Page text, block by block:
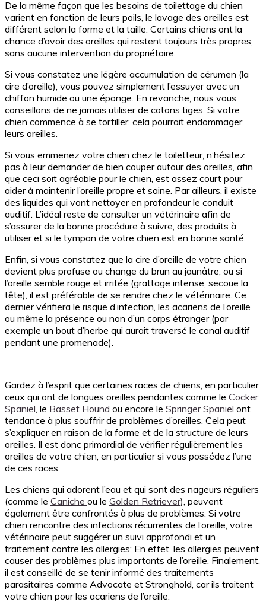
De la même façon que les besoins de toilettage du chien
varient en fonction de leurs poils, le lavage des oreilles est
différent selon la forme et la taille. Certains chiens ont la
chance d’avoir des oreilles qui restent toujours très propres,
sans aucune intervention du propriétaire.
Si vous constatez une légère accumulation de cérumen (la
cire d’oreille), vous pouvez simplement l’essuyer avec un
chiffon humide ou une éponge. En revanche, nous vous
conseillons de ne jamais utiliser de cotons tiges. Si votre
chien commence à se tortiller, cela pourrait endommager
leurs oreilles.
Si vous emmenez votre chien chez le toiletteur, n’hésitez
pas à leur demander de bien couper autour des oreilles, afin
que ceci soit agréable pour le chien, est assez court pour
aider à maintenir l’oreille propre et saine. Par ailleurs, il existe
des liquides qui vont nettoyer en profondeur le conduit
auditif. L’idéal reste de consulter un vétérinaire afin de
s’assurer de la bonne procédure à suivre, des produits à
utiliser et si le tympan de votre chien est en bonne santé.
Enfin, si vous constatez que la cire d’oreille de votre chien
devient plus profuse ou change du brun au jaunâtre, ou si
l’oreille semble rouge et irritée (grattage intense, secoue la
tête), il est préférable de se rendre chez le vétérinaire. Ce
dernier vérifiera le risque d’infection, les acariens de l’oreille
ou même la présence ou non d’un corps étranger (par
exemple un bout d’herbe qui aurait traversé le canal auditif
pendant une promenade).
Gardez à l’esprit que certaines races de chiens, en particulier
ceux qui ont de longues oreilles pendantes comme le Cocker
Spaniel , le Basset Hound ou encore le Springer Spaniel ont
tendance à plus souffrir de problèmes d’oreilles. Cela peut
s’expliquer en raison de la forme et de la structure de leurs
oreilles. Il est donc primordial de vérifier régulièrement les
oreilles de votre chien, en particulier si vous possédez l’une
de ces races.
Les chiens qui adorent l’eau et qui sont des nageurs réguliers
(comme le Caniche ou le Golden Retriever), peuvent
également être confrontés à plus de problèmes. Si votre
chien rencontre des infections récurrentes de l’oreille, votre
vétérinaire peut suggérer un suivi approfondi et un
traitement contre les allergies; En effet, les allergies peuvent
causer des problèmes plus importants de l’oreille. Finalement,
il est conseillé de se tenir informé des traitements
parasitaires comme Advocate et Stronghold, car ils traitent
votre chien pour les acariens de l’oreille.